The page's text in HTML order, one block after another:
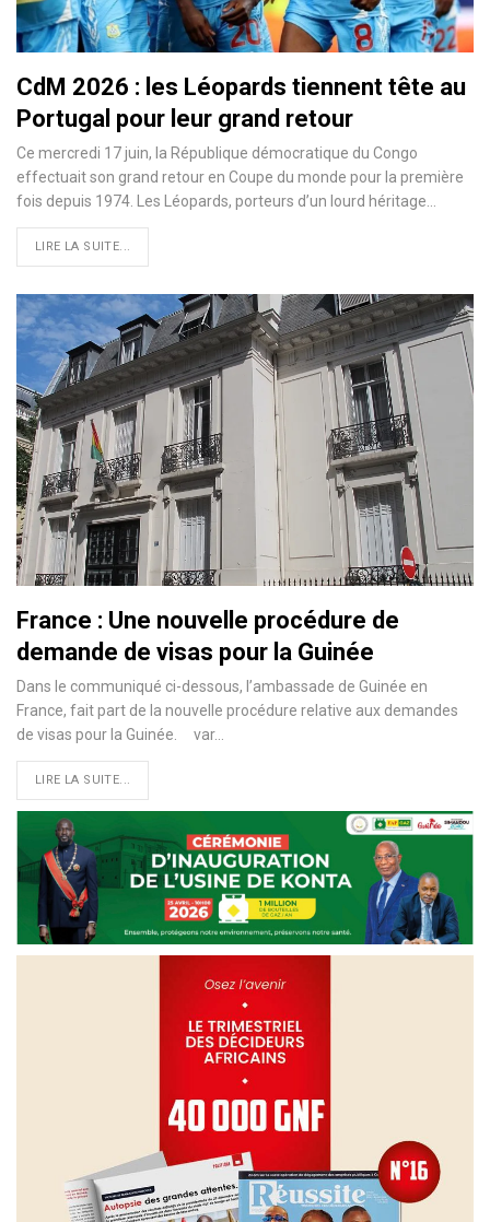
CdM 2026 : les Léopards tiennent tête au
Portugal pour leur grand retour
Ce mercredi 17 juin, la République démocratique du Congo
effectuait son grand retour en Coupe du monde pour la première
fois depuis 1974. Les Léopards, porteurs d’un lourd héritage…
LIRE LA SUITE...
France : Une nouvelle procédure de
demande de visas pour la Guinée
Dans le communiqué ci-dessous, l’ambassade de Guinée en
France, fait part de la nouvelle procédure relative aux demandes
de visas pour la Guinée. var…
LIRE LA SUITE...